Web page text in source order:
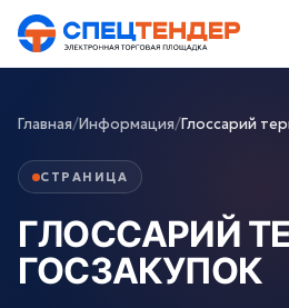
Главная/Информация/Глоссарий
СТРАНИЦА
ГЛОССАРИЙ
ГОСЗАКУПОК